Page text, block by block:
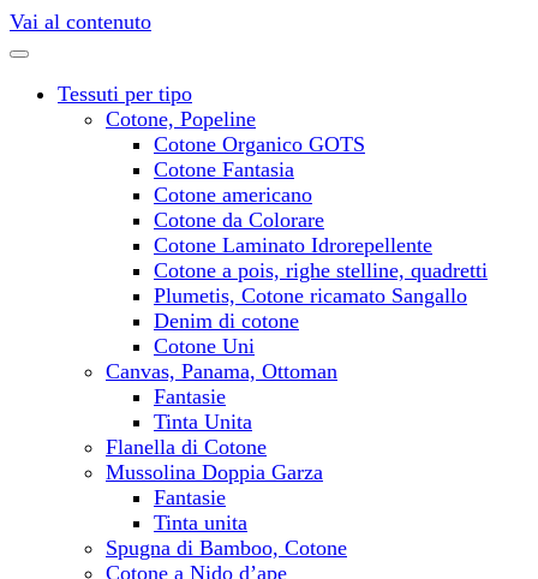
Vai al contenuto
Tessuti per tipo
Cotone, Popeline
Cotone Organico GOTS
Cotone Fantasia
Cotone americano
Cotone da Colorare
Cotone Laminato Idrorepellente
Cotone a pois, righe stelline, quadretti
Plumetis, Cotone ricamato Sangallo
Denim di cotone
Cotone Uni
Canvas, Panama, Ottoman
Fantasie
Tinta Unita
Flanella di Cotone
Mussolina Doppia Garza
Fantasie
Tinta unita
Spugna di Bamboo, Cotone
Cotone a Nido d’ape